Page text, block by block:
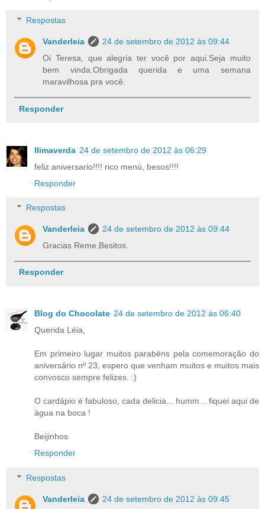
Respostas
Vanderleia
24 de setembro de 2012 às 09:44
Oi Teresa, que alegria ter você por aqui.Seja muito
bem vinda.Obrigada querida e uma semana
maravilhosa pra você.
Responder
llimaverda 24 de setembro de 2012 às 06:29
feliz aniversario!!!! rico menú, besos!!!!
Responder
Respostas
Vanderleia
24 de setembro de 2012 às 09:44
Gracias Reme.Besitos.
Responder
Blog do Chocolate 24 de setembro de 2012 às 06:40
Querida Léia,
Em primeiro lugar muitos parabéns pela comemoração do
aniversário nº 23, espero que venham muitos e muitos mais
convosco sempre felizes. :)
O cardápio é fabuloso, cada delicia... humm... fiquei aqui de
água na boca !
Beijinhos
Responder
Respostas
Vanderleia
24 de setembro de 2012 às 09:45